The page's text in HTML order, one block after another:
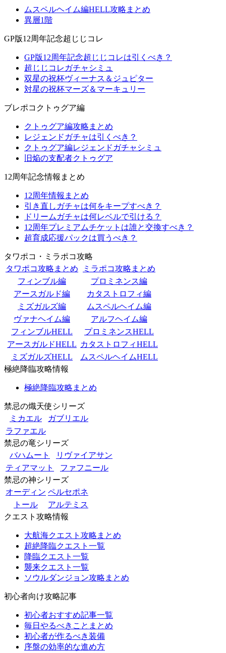
ムスペルヘイム編HELL攻略まとめ
異層1階
GP版12周年記念超じじコレ
GP版12周年記念超じじコレは引くべき？
超じじコレガチャシミュ
双星の祝杯ヴィーナス＆ジュピター
対星の祝杯マーズ＆マーキュリー
ブレポコクトゥグア編
クトゥグア編攻略まとめ
レジェンドガチャは引くべき？
クトゥグア編レジェンドガチャシミュ
旧焔の支配者クトゥグア
12周年記念情報まとめ
12周年情報まとめ
引き直しガチャは何をキープすべき？
ドリームガチャは何レベルで引ける？
12周年プレミアムチケットは誰と交換すべき？
超育成応援パックは買うべき？
タワポコ・ミラポコ攻略
タワポコ攻略まとめ
ミラポコ攻略まとめ
フィンブル編
プロミネンス編
アースガルド編
カタストロフィ編
ミズガルズ編
ムスペルヘイム編
ヴァナヘイム編
アルフヘイム編
フィンブルHELL
プロミネンスHELL
アースガルドHELL カタストロフィHELL
ミズガルズHELL
ムスペルヘイムHELL
極絶降臨攻略情報
極絶降臨攻略まとめ
禁忌の熾天使シリーズ
ミカエル
ガブリエル
ラファエル
禁忌の竜シリーズ
バハムート
リヴァイアサン
ティアマット
ファフニール
禁忌の神シリーズ
オーディン ペルセポネ
トール
アルテミス
クエスト攻略情報
大航海クエスト攻略まとめ
超絶降臨クエスト一覧
降臨クエスト一覧
襲来クエスト一覧
ソウルダンジョン攻略まとめ
初心者向け攻略記事
初心者おすすめ記事一覧
毎日やるべきことまとめ
初心者が作るべき装備
序盤の効率的な進め方